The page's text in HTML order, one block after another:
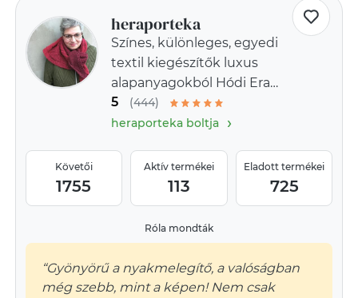
heraporteka
Színes, különleges, egyedi
textil kiegészítők luxus
alapanyagokból Hódi Era
Arttól
5
(444)
heraporteka boltja›
Követői
1755
Aktív termékei
113
Eladott termékei
725
Róla mondták
“Gyönyörű a nyakmelegítő, a valóságban
még szebb, mint a képen! Nem csak